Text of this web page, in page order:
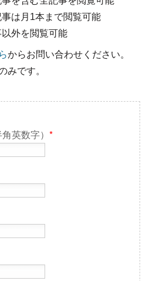
は月1本まで閲覧可能
以外を閲覧可能
からお問い合わせください。
みです。
英数字） *